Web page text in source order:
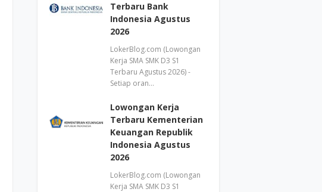
Terbaru Bank
Indonesia Agustus
2026
LokerBlog.com (Lowongan
Kerja SMA SMK D3 S1
Terbaru Agustus 2026) -
Setiap oran…
Lowongan Kerja
Terbaru Kementerian
Keuangan Republik
Indonesia Agustus
2026
LokerBlog.com (Lowongan
Kerja SMA SMK D3 S1